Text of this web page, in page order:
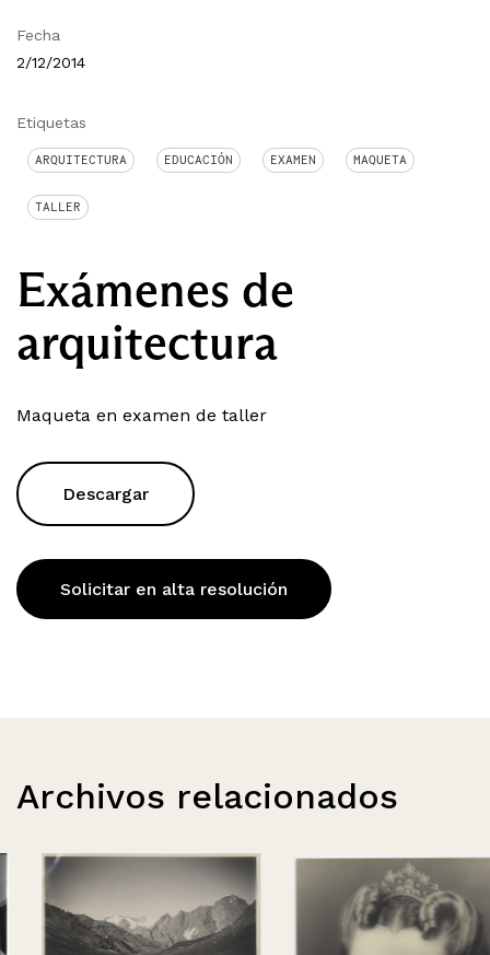
Fecha
2/12/2014
Etiquetas
ARQUITECTURA EDUCACIÓN EXAMEN MAQUETA
TALLER
Exámenes de
arquitectura
Maqueta en examen de taller
Descargar
Solicitar en alta resolución
Archivos relacionados